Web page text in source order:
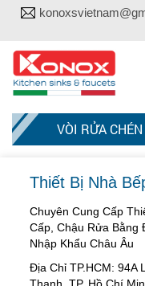
VÒI RỬA
Thiết Bị Nhà
Chuyên Cung Cấp
Cấp, Chậu Rửa Bằng
Nhập Khẩu Châu Âu
Địa Chỉ TP.HCM: 94A